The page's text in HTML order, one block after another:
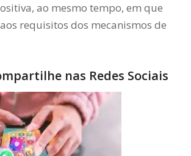
ao mesmo tempo, em que
requisitos dos mecanismos de
nas Redes Sociais